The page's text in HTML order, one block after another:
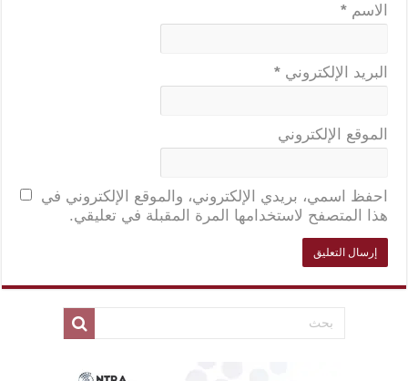
الاسم *
البريد الإلكتروني *
الموقع الإلكتروني
احفظ اسمي، بريدي الإلكتروني، والموقع الإلكتروني في
هذا المتصفح لاستخدامها المرة المقبلة في تعليقي.